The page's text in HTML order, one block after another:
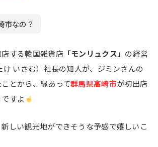
市なの？
する韓国雑貨店 「モンリュクス」 の経営
け いさむ）社長の知人が、ジミンさんの
とから、縁あって群馬県高崎市が初出店
すよ
しい観光地ができそうな予感で嬉しいこ